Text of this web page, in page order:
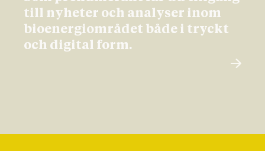
till nyheter och analyser inom
bioenergiområdet både i tryckt
och digital form.